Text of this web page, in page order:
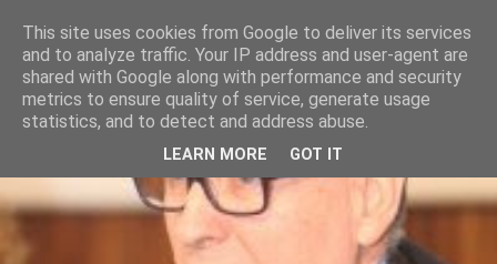
This site uses cookies from Google to deliver its services
and to analyze traffic. Your IP address and user-agent are
shared with Google along with performance and security
metrics to ensure quality of service, generate usage
statistics, and to detect and address abuse.
LEARN MORE GOT IT